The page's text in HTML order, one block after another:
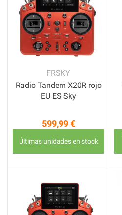
FRSKY
Radio Tandem X20R rojo
EU ES Sky
Precio
599,99 €
Últimas unidades en stock